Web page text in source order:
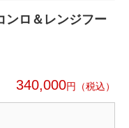
ンロ＆レンジフー
340,000円